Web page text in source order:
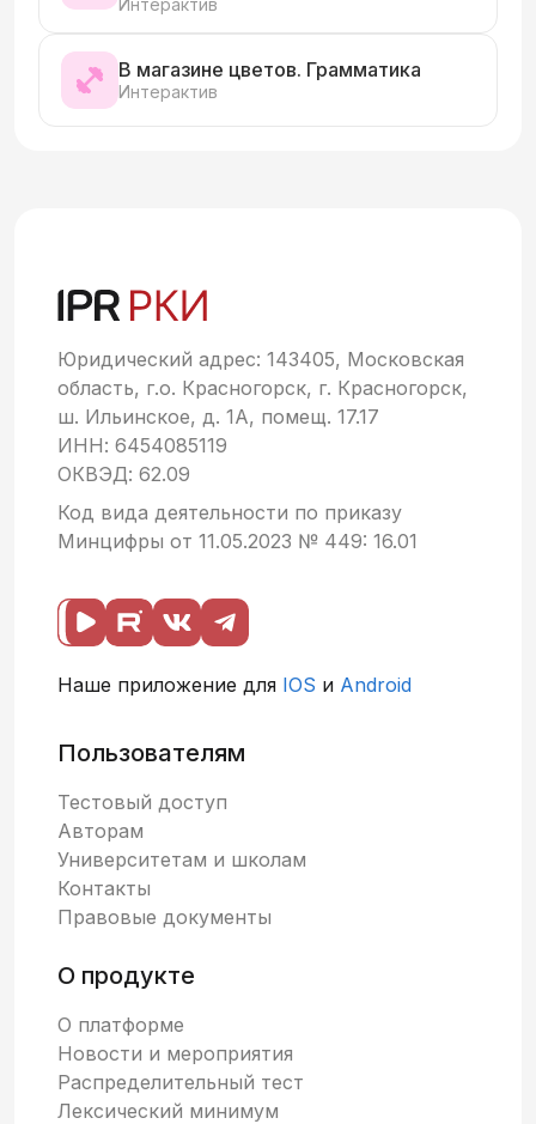
В магазине цветов. Грамматика
Интерактив
Юридический адрес: 143405, Московская
область, г.о. Красногорск, г. Красногорск,
ш. Ильинское, д. 1А, помещ. 17.17
ИНН: 6454085119
ОКВЭД: 62.09
Код вида деятельности по приказу
Минцифры от 11.05.2023 № 449: 16.01
Наше приложение для IOS и Android
Пользователям
Тестовый доступ
Авторам
Университетам и школам
Контакты
Правовые документы
О продукте
О платформе
Новости и мероприятия
Распределительный тест
Лексический минимум